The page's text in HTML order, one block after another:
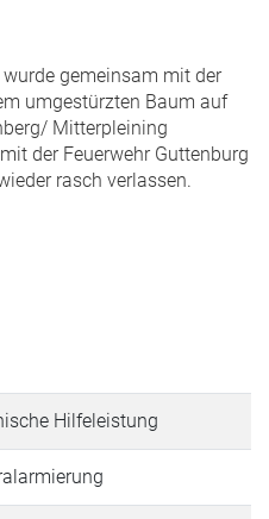
gemeinsam mit der
umgestürzten Baum auf
Mitterpleining
der Feuerwehr Guttenburg
rasch verlassen.
Hilfeleistung